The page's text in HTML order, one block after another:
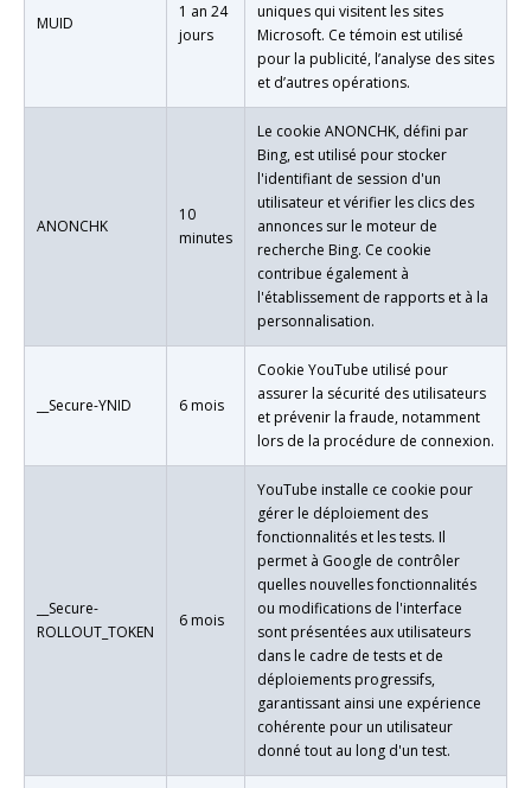
MUID
1 an 24
jours
uniques qui visitent les sites
Microsoft. Ce témoin est utilisé
pour la publicité, l’analyse des sites
et d’autres opérations.
ANONCHK
10
minutes
Le cookie ANONCHK, défini par
Bing, est utilisé pour stocker
l'identifiant de session d'un
utilisateur et vérifier les clics des
annonces sur le moteur de
recherche Bing. Ce cookie
contribue également à
l'établissement de rapports et à la
personnalisation.
__Secure-YNID 6 mois
Cookie YouTube utilisé pour
assurer la sécurité des utilisateurs
et prévenir la fraude, notamment
lors de la procédure de connexion.
__Secure-
ROLLOUT_TOKEN
6 mois
YouTube installe ce cookie pour
gérer le déploiement des
fonctionnalités et les tests. Il
permet à Google de contrôler
quelles nouvelles fonctionnalités
ou modifications de l'interface
sont présentées aux utilisateurs
dans le cadre de tests et de
déploiements progressifs,
garantissant ainsi une expérience
cohérente pour un utilisateur
donné tout au long d'un test.